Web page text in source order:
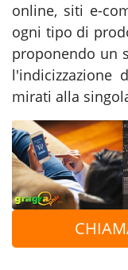
online, siti e-
ogni tipo di
proponendo un
l'indicizzazione
mirati alla